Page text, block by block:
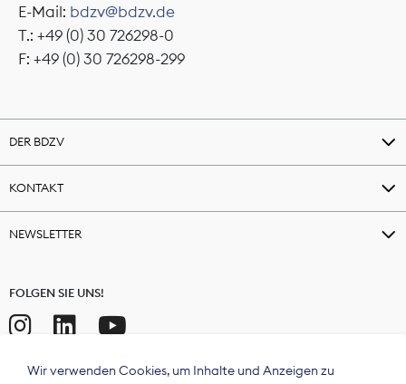
E-Mail: bdzv@bdzv.de
T.: +49 (0) 30 726298-0
F: +49 (0) 30 726298-299
DER BDZV
KONTAKT
NEWSLETTER
FOLGEN SIE UNS!
Wir verwenden Cookies, um Inhalte und Anzeigen zu